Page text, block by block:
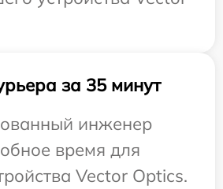
за 35 минут
инженер
время для
Vector Optics.